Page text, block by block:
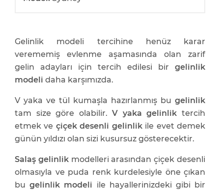
Gelinlik modeli tercihine henüz karar
verememiş evlenme aşamasında olan zarif
gelin adayları için tercih edilesi bir gelinlik
modeli daha karşımızda.
V yaka ve tül kumaşla hazırlanmış bu gelinlik
tam size göre olabilir.V yaka gelinlik tercih
etmek ve çiçek desenli gelinlikile evet demek
günün yıldızı olan sizi kusursuz gösterecektir.
Salaş gelinlikmodelleri arasından çiçek desenli
olmasıyla ve puda renk kurdelesiyle öne çıkan
bugelinlik modeli ile hayallerinizdeki gibi bir